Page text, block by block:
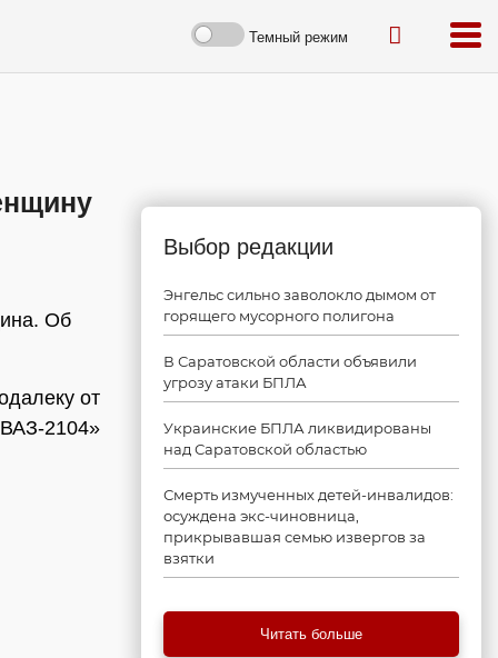
Темный режим
Об
от
2104»
Выбор редакции
Энгельс сильно заволокло дымом от
горящего мусорного полигона
В Саратовской области объявили
угрозу атаки БПЛА
Украинские БПЛА ликвидированы
над Саратовской областью
Смерть измученных детей-инвалидов:
осуждена экс-чиновница,
прикрывавшая семью извергов за
взятки
Читать больше